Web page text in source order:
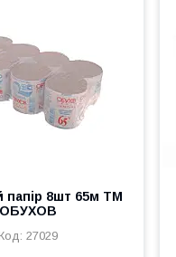
папір 8шт 65м ТМ
ОБУХОВ
27029